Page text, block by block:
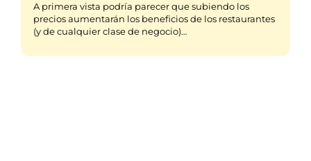
A primera vista podría parecer que subiendo los
precios aumentarán los beneficios de los restaurantes
(y de cualquier clase de negocio)…